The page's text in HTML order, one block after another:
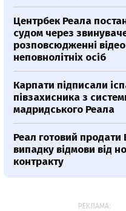
Центрбек Реала
судом через
розповсюдженні відео
неповнолітніх осіб
Карпати підписали
півзахисника з
мадридського Реала
Реал готовий продати
випадку відмови від
контракту
РЕКЛАМА: